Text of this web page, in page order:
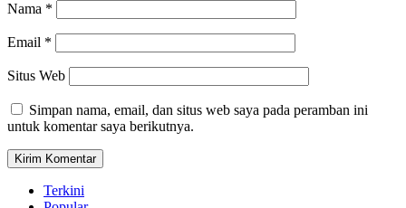
Nama *
Email *
Situs Web
Simpan nama, email, dan situs web saya pada peramban ini
untuk komentar saya berikutnya.
Terkini